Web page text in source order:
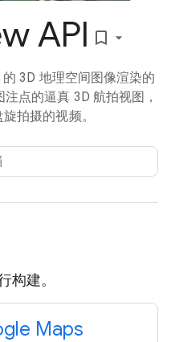
API bookmark_border
3D 地理空间图像渲染的
点的逼真 3D 航拍视图，
拍摄的视频。
构建。
Maps